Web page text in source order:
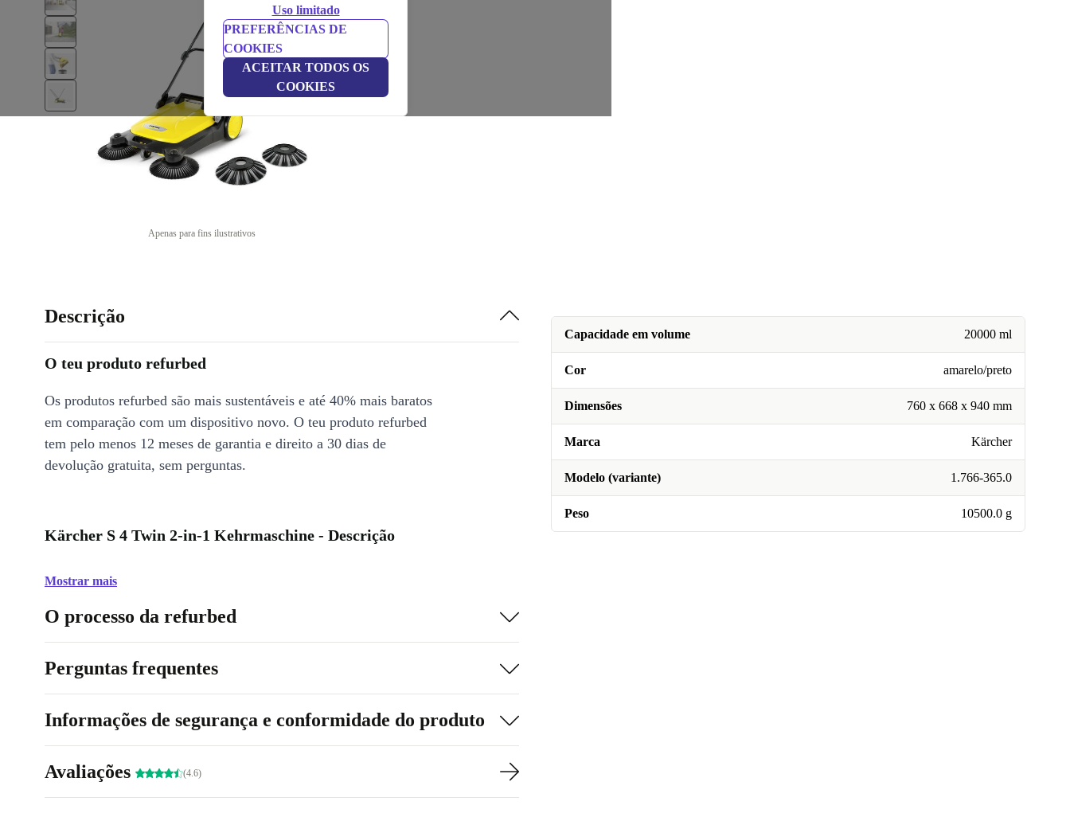
Uso limitado
PREFERÊNCIAS DE
COOKIES
ACEITAR TODOS OS
COOKIES
Apenas para fins ilustrativos
Capacidade em volume 20000 ml
Cor amarelo/preto
Dimensões 760 x 668 x 940 mm
Marca Kärcher
Modelo (variante) 1.766-365.0
Peso 10500.0 g
Descrição
O teu produto refurbed
Os produtos refurbed são mais sustentáveis e até 40% mais baratos
em comparação com um dispositivo novo. O teu produto refurbed
tem pelo menos 12 meses de garantia e direito a 30 dias de
devolução gratuita, sem perguntas.
Kärcher S 4 Twin 2-in-1 Kehrmaschine - Descrição
Mostrar mais
O processo da refurbed
Perguntas frequentes
Informações de segurança e conformidade do produto
Avaliações (4.6)